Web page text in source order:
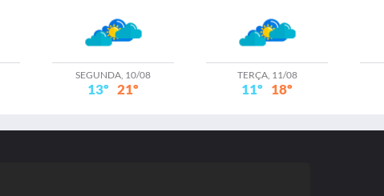
SEGUNDA, 10/08
13º 21º
TERÇA, 11/08
11º 18º